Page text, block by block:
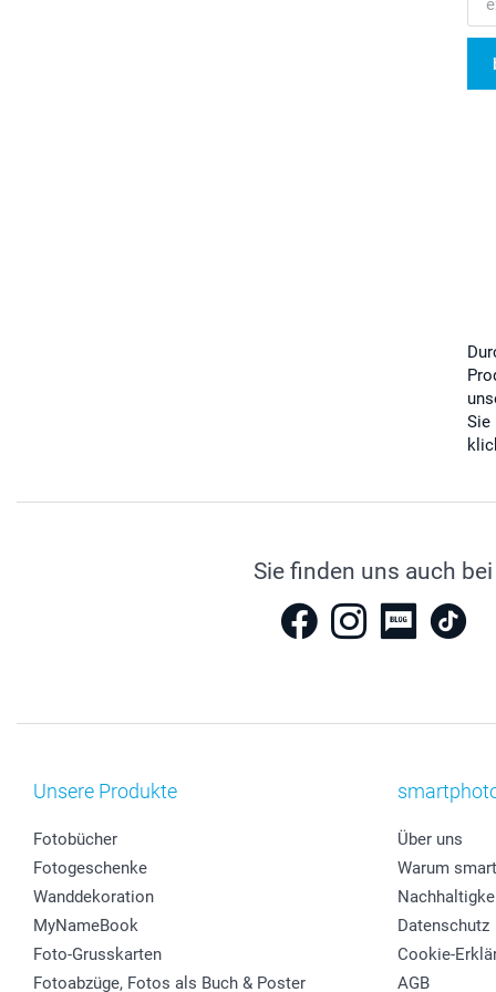
Sie
Sie finden uns auch bei
Unsere Produkte
Fotobücher
Fotogeschenke
Wanddekoration
MyNameBook
Foto-Grusskarten
Fotoabzüge, Fotos als Buch & Poster
Über uns
Warum
Datenschutz
Cookie-
AGB